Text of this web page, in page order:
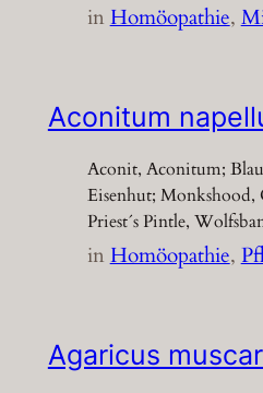
inHomöopathie,
Aconitum
Aconit, Aconitum;
Eisenhut;
Priest´s Pintle,
inHomöopathie,
Agaricus